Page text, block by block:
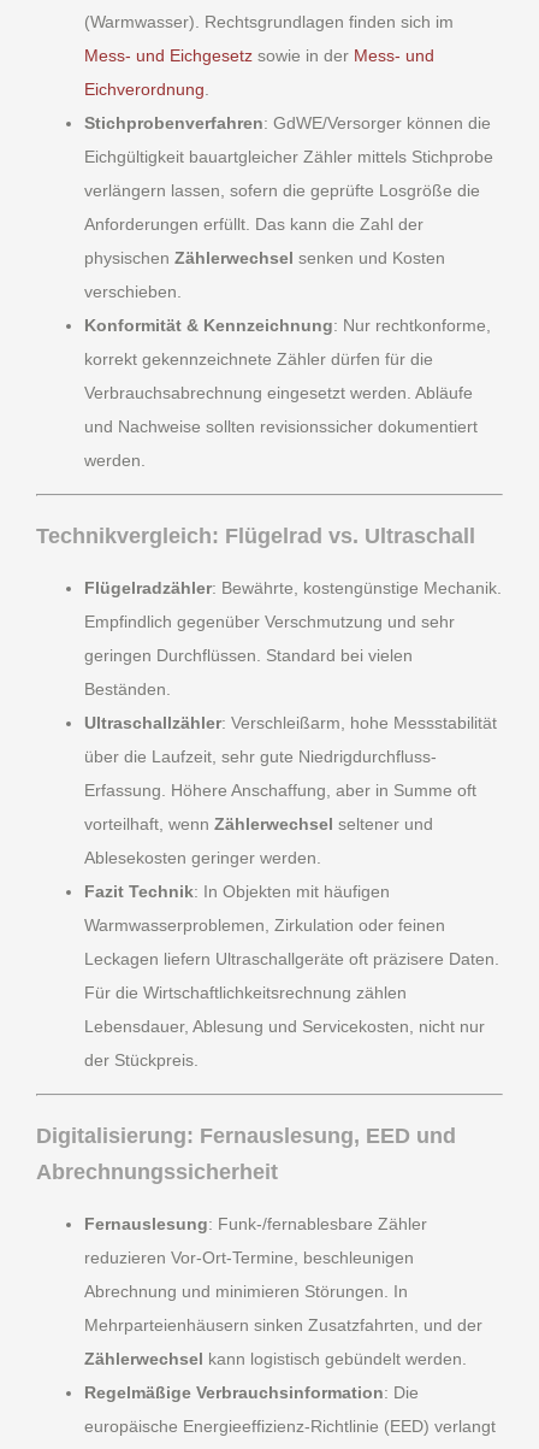
(Warmwasser). Rechtsgrundlagen finden sich im
Mess- und Eichgesetz sowie in der Mess- und
Eichverordnung.
Stichprobenverfahren: GdWE/Versorger können die
Eichgültigkeit bauartgleicher Zähler mittels Stichprobe
verlängern lassen, sofern die geprüfte Losgröße die
Anforderungen erfüllt. Das kann die Zahl der
physischen Zählerwechsel senken und Kosten
verschieben.
Konformität & Kennzeichnung: Nur rechtkonforme,
korrekt gekennzeichnete Zähler dürfen für die
Verbrauchsabrechnung eingesetzt werden. Abläufe
und Nachweise sollten revisionssicher dokumentiert
werden.
Technikvergleich: Flügelrad vs. Ultraschall
Flügelradzähler: Bewährte, kostengünstige Mechanik.
Empfindlich gegenüber Verschmutzung und sehr
geringen Durchflüssen. Standard bei vielen
Beständen.
Ultraschallzähler: Verschleißarm, hohe Messstabilität
über die Laufzeit, sehr gute Niedrigdurchfluss-
Erfassung. Höhere Anschaffung, aber in Summe oft
vorteilhaft, wenn Zählerwechsel seltener und
Ablesekosten geringer werden.
Fazit Technik: In Objekten mit häufigen
Warmwasserproblemen, Zirkulation oder feinen
Leckagen liefern Ultraschallgeräte oft präzisere Daten.
Für die Wirtschaftlichkeitsrechnung zählen
Lebensdauer, Ablesung und Servicekosten, nicht nur
der Stückpreis.
Digitalisierung: Fernauslesung, EED und
Abrechnungssicherheit
Fernauslesung: Funk-/fernablesbare Zähler
reduzieren Vor-Ort-Termine, beschleunigen
Abrechnung und minimieren Störungen. In
Mehrparteienhäusern sinken Zusatzfahrten, und der
Zählerwechsel kann logistisch gebündelt werden.
Regelmäßige Verbrauchsinformation: Die
europäische Energieeffizienz-Richtlinie (EED) verlangt